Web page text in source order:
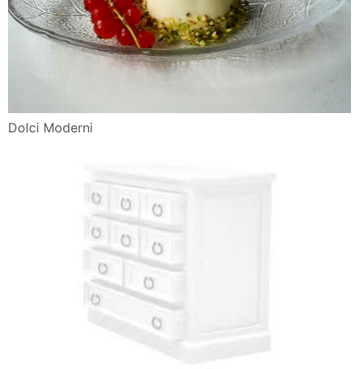
Dolci Moderni